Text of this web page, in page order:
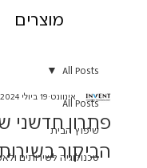
מוצרים
All Posts
שיפוץ הבית
טכנולוגיה לשירותים
All Posts
פתרון חדשני
הביקור
אינוונט 19 ביולי 2024